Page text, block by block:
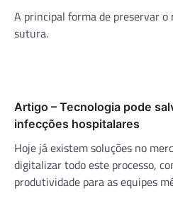
A principal forma de preservar o
sutura.
Artigo – Tecnologia pode
infecções hospitalares
Hoje já existem soluções no
digitalizar todo este processo,
produtividade para as equipes